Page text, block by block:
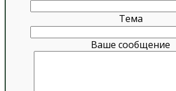
Тема
Ваше сообщение